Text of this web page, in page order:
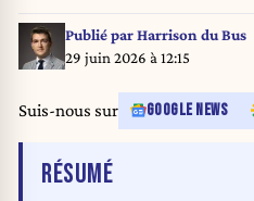
Brussels, Friday 06 June 2014.
PS, CdH and FDF announced plans to
Region, the Walloon Region and
BELGA PHOTO NICOLAS
Publié parHarrison du Bus
29 juin 2026 à 12:15
Suis-nous sur GOOGLE NEWS
RÉSUMÉDE L'ARTICLE